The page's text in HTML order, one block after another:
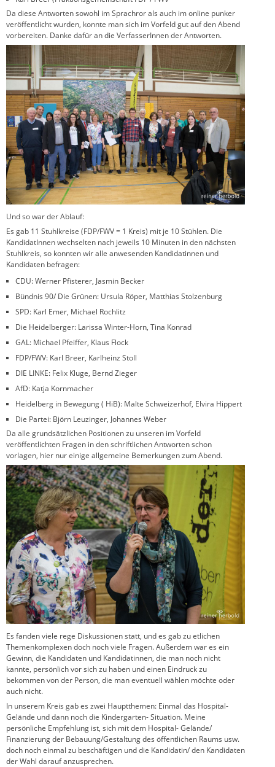
Da diese Antworten sowohl im Sprachror als auch im online punker
veröffentlicht wurden, konnte man sich im Vorfeld gut auf den Abend
vorbereiten. Danke dafür an die VerfasserInnen der Antworten.
Und so war der Ablauf:
Es gab 11 Stuhlkreise (FDP/FWV = 1 Kreis) mit je 10 Stühlen. Die
KandidatInnen wechselten nach jeweils 10 Minuten in den nächsten
Stuhlkreis, so konnten wir alle anwesenden Kandidatinnen und
Kandidaten befragen:
CDU: Werner Pfisterer, Jasmin Becker
Bündnis 90/ Die Grünen: Ursula Röper, Matthias Stolzenburg
SPD: Karl Emer, Michael Rochlitz
Die Heidelberger: Larissa Winter-Horn, Tina Konrad
GAL: Michael Pfeiffer, Klaus Flock
FDP/FWV: Karl Breer, Karlheinz Stoll
DIE LINKE: Felix Kluge, Bernd Zieger
AfD: Katja Kornmacher
Heidelberg in Bewegung ( HiB): Malte Schweizerhof, Elvira Hippert
Die Partei: Björn Leuzinger, Johannes Weber
Da alle grundsätzlichen Positionen zu unseren im Vorfeld
veröffentlichten Fragen in den schriftlichen Antworten schon
vorlagen, hier nur einige allgemeine Bemerkungen zum Abend.
Es fanden viele rege Diskussionen statt, und es gab zu etlichen
Themenkomplexen doch noch viele Fragen. Außerdem war es ein
Gewinn, die Kandidaten und Kandidatinnen, die man noch nicht
kannte, persönlich vor sich zu haben und einen Eindruck zu
bekommen von der Person, die man eventuell wählen möchte oder
auch nicht.
In unserem Kreis gab es zwei Hauptthemen: Einmal das Hospital-
Gelände und dann noch die Kindergarten- Situation. Meine
persönliche Empfehlung ist, sich mit dem Hospital- Gelände/
Finanzierung der Bebauung/Gestaltung des öffentlichen Raums usw.
doch noch einmal zu beschäftigen und die Kandidatin/ den Kandidaten
der Wahl darauf anzusprechen.